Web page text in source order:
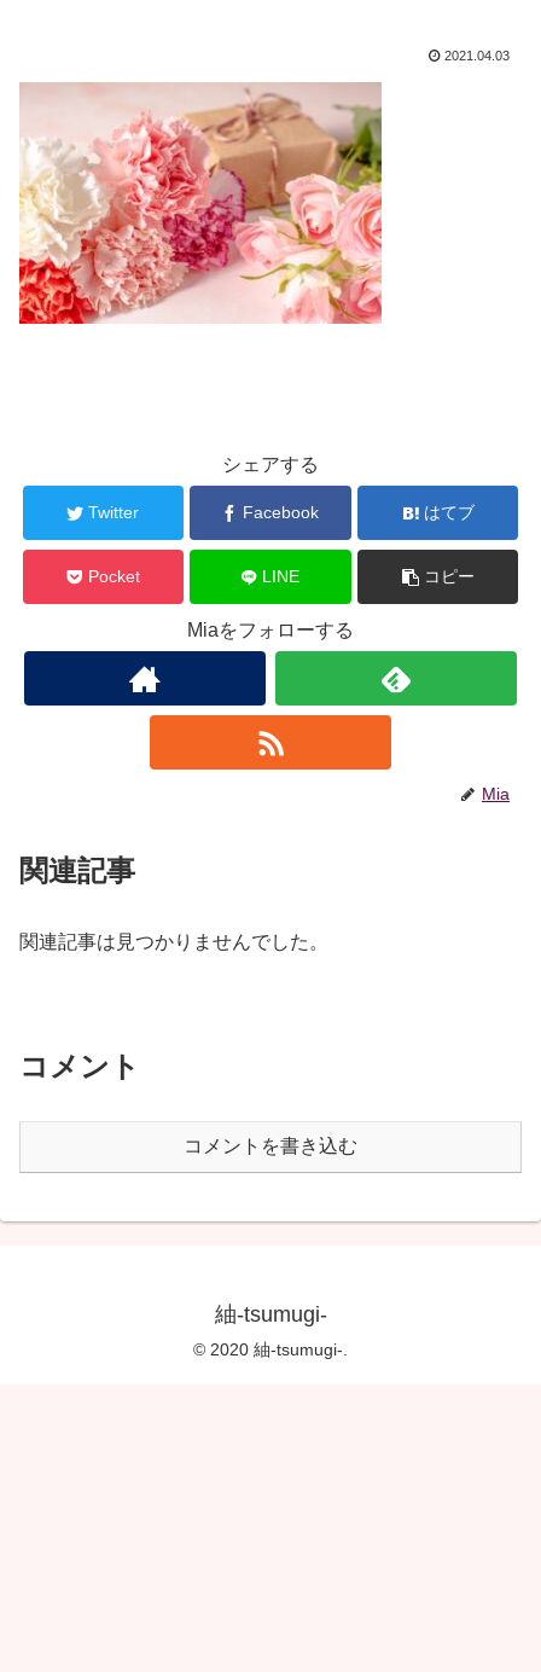
2021.04.03
シェアする
Twitter Facebook はてブ
Pocket LINE コピー
Miaをフォローする
Mia
関連記事
関連記事は見つかりませんでした。
コメント
コメントを書き込む
紬-tsumugi-
© 2020 紬-tsumugi-.